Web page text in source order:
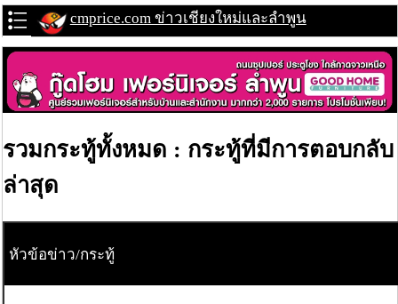
cmprice.com ข่าวเชียงใหม่และลำพูน
รวมกระทู้ทั้งหมด : กระทู้ที่มีการตอบกลับ
ล่าสุด
หัวข้อข่าว/กระทู้